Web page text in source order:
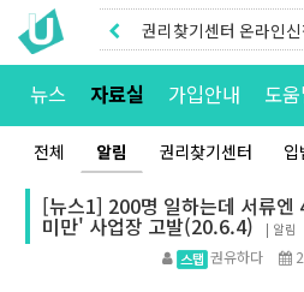
권리찾기센터 온라인
톡
권리찾기유니온 조합
뉴스 자료실 가입안내 도
전체 알림 권리찾기센터
[뉴스1] 200명 일하는데 서류
미만' 사업장 고발(20.6.4) | 알림
권유하다